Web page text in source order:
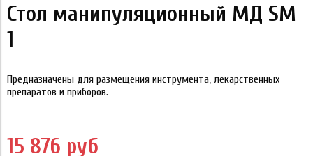
Стол манипуляционный МД SM
1
Предназначены для размещения инструмента, лекарственных
препаратов и приборов.
15 876 руб